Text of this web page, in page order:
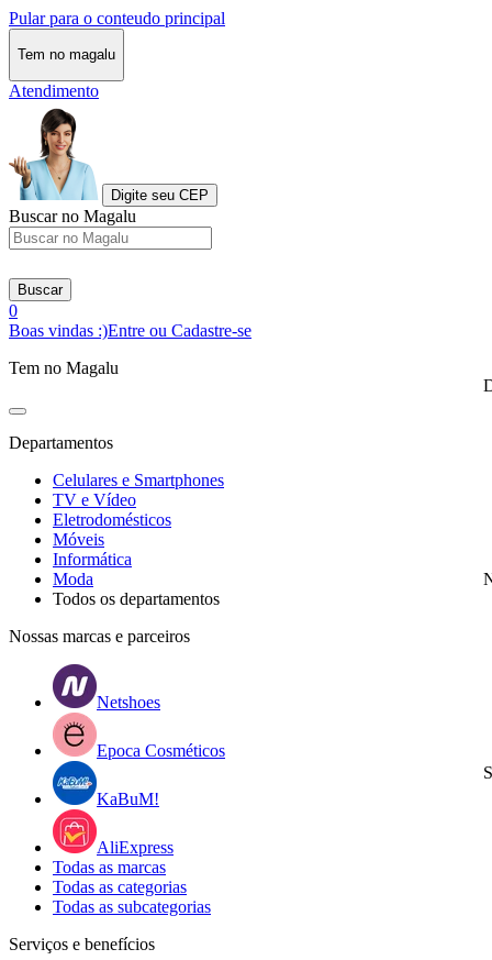
Pular para o conteudo principal
Tem no magalu
Atendimento
Digite seu CEP
Buscar no Magalu
Buscar
0
Boas vindas :)Entre ou Cadastre-se
Tem no Magalu
Departamentos
Celulares e Smartphones
TV e Vídeo
Eletrodomésticos
Móveis
Informática
Moda
Todos os departamentos
Nossas marcas e parceiros
Netshoes
Epoca Cosméticos
KaBuM!
AliExpress
Todas as marcas
Todas as categorias
Todas as subcategorias
Serviços e benefícios